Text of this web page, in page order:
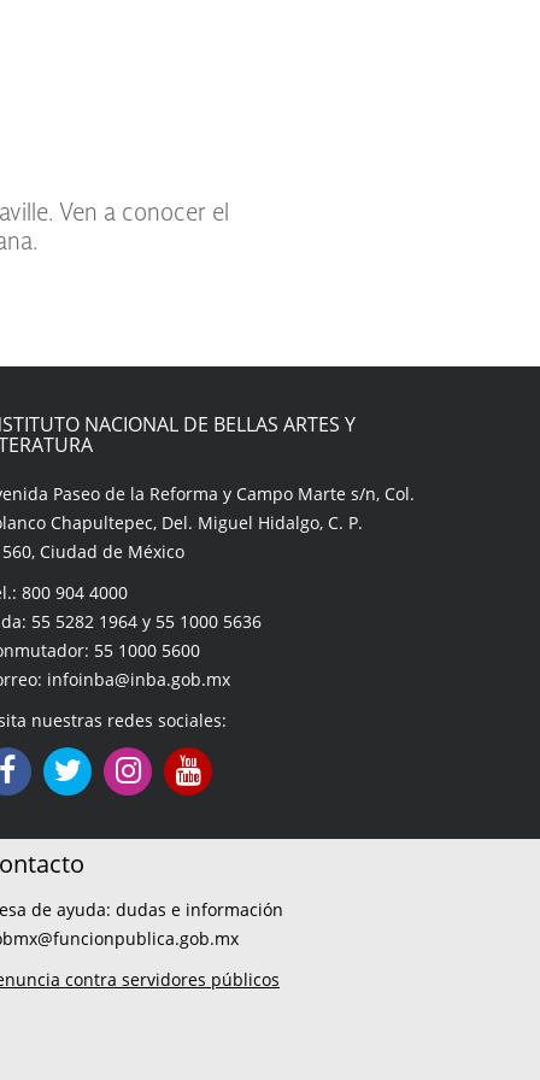
Ven a conocer el
NACIONAL DE BELLAS ARTES Y
Paseo de la Reforma y Campo Marte s/n, Col.
Chapultepec, Del. Miguel Hidalgo, C. P.
Ciudad de México
800 904 4000
55 5282 1964 y 55 1000 5636
55 1000 5600
infoinba@inba.gob.mx
nuestras redes sociales:
de ayuda: dudas e información
contra servidores públicos